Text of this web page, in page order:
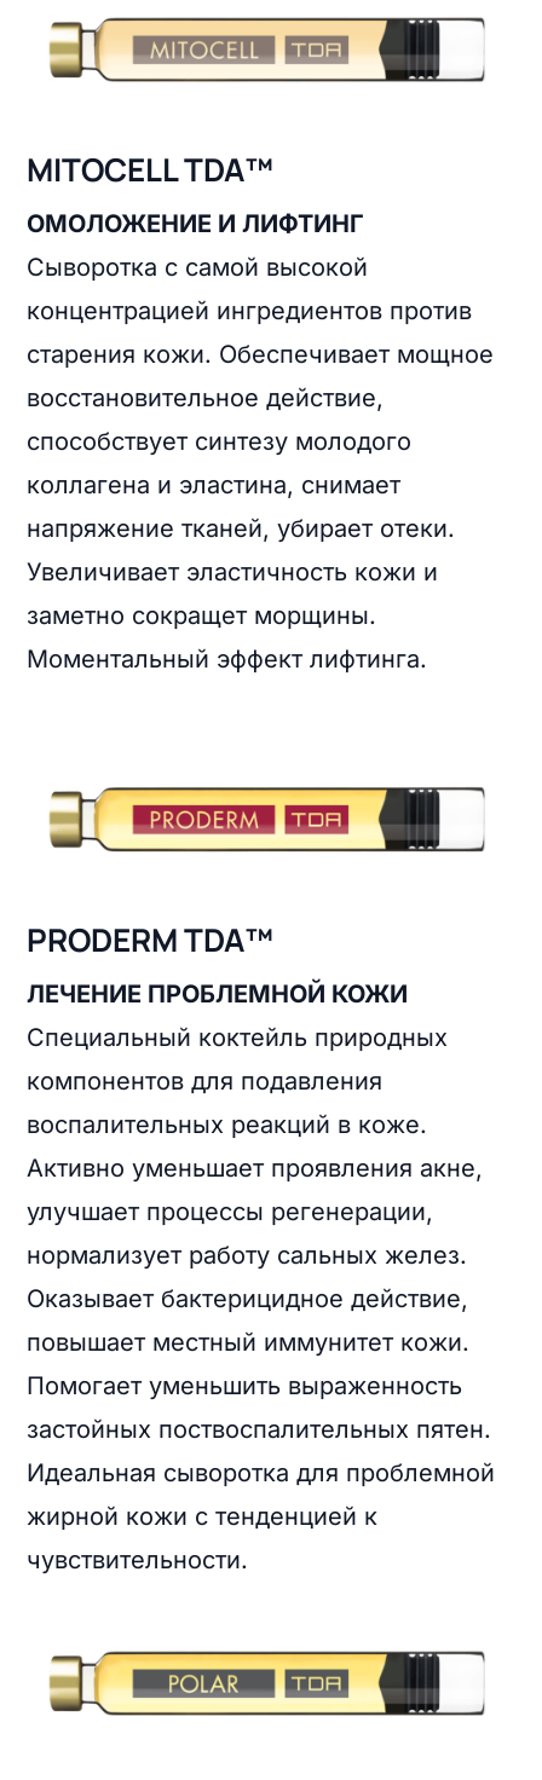
MITOCELL TDA™
ОМОЛОЖЕНИЕ И ЛИФТИНГ
Сыворотка с самой высокой
концентрацией ингредиентов против
старения кожи. Обеспечивает мощное
восстановительное действие,
способствует синтезу молодого
коллагена и эластина, снимает
напряжение тканей, убирает отеки.
Увеличивает эластичность кожи и
заметно сокращет морщины.
Моментальный эффект лифтинга.
PRODERM TDA™
ЛЕЧЕНИЕ ПРОБЛЕМНОЙ КОЖИ
Специальный коктейль природных
компонентов для подавления
воспалительных реакций в коже.
Активно уменьшает проявления акне,
улучшает процессы регенерации,
нормализует работу сальных желез.
Оказывает бактерицидное действие,
повышает местный иммунитет кожи.
Помогает уменьшить выраженность
застойных поствоспалительных пятен.
Идеальная сыворотка для проблемной
жирной кожи с тенденцией к
чувствительности.